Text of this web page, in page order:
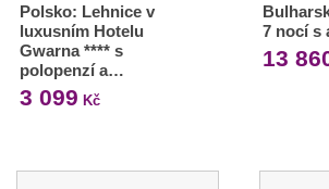
Polsko: Lehnice v
luxusním Hotelu
Gwarna **** s
polopenzí a…
3 099 Kč
7 nocí s
13